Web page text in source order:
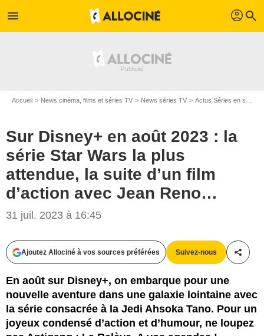
menu profil search
Accueil News cinéma, films et séries TV News séries TV Actus Séries en streaming
Sur Disney+ en août 2023 : la
série Star Wars la plus
attendue, la suite d’un film
d’action avec Jean Reno…
31 juil. 2023 à 16:45
Ajoutez Allociné à vos sources préférées Suivez-nous
En août sur Disney+, on embarque pour une
nouvelle aventure dans une galaxie lointaine avec
la série consacrée à la Jedi Ahsoka Tano. Pour un
joyeux condensé d’action et d’humour, ne loupez